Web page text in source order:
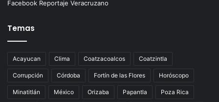
Facebook Reportaje Veracruzano
Temas
Acayucan Clima Coatzacoalcos Coatzintla
Corrupción Córdoba Fortín de las Flores Horóscopo
Minatitlán México Orizaba Papantla Poza Rica